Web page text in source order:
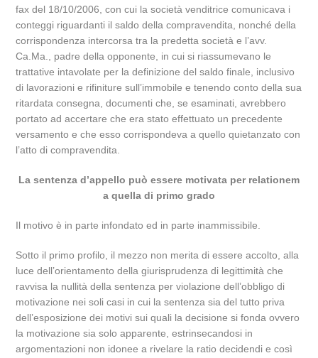
fax del 18/10/2006, con cui la società venditrice comunicava i
conteggi riguardanti il saldo della compravendita, nonché della
corrispondenza intercorsa tra la predetta società e l’avv.
Ca.Ma., padre della opponente, in cui si riassumevano le
trattative intavolate per la definizione del saldo finale, inclusivo
di lavorazioni e rifiniture sull’immobile e tenendo conto della sua
ritardata consegna, documenti che, se esaminati, avrebbero
portato ad accertare che era stato effettuato un precedente
versamento e che esso corrispondeva a quello quietanzato con
l’atto di compravendita.
La sentenza d’appello può essere motivata per relationem
a quella di primo grado
Il motivo è in parte infondato ed in parte inammissibile.
Sotto il primo profilo, il mezzo non merita di essere accolto, alla
luce dell’orientamento della giurisprudenza di legittimità che
ravvisa la nullità della sentenza per violazione dell’obbligo di
motivazione nei soli casi in cui la sentenza sia del tutto priva
dell’esposizione dei motivi sui quali la decisione si fonda ovvero
la motivazione sia solo apparente, estrinsecandosi in
argomentazioni non idonee a rivelare la ratio decidendi e così